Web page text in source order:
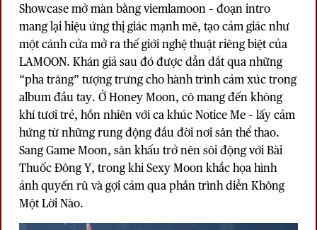
Showcase mở màn bằng viemlamoon – đoạn intro
mang lại hiệu ứng thị giác mạnh mẽ, tạo cảm giác như
một cánh cửa mở ra thế giới nghệ thuật riêng biệt của
LAMOON. Khán giả sau đó được dẫn dắt qua những
“pha trăng” tượng trưng cho hành trình cảm xúc trong
album đầu tay. Ở Honey Moon, cô mang đến không
khí tươi trẻ, hồn nhiên với ca khúc Notice Me – lấy cảm
hứng từ những rung động đầu đời nơi sân thể thao.
Sang Game Moon, sân khấu trở nên sôi động với Bài
Thuốc Đông Y, trong khi Sexy Moon khắc họa hình
ảnh quyến rũ và gợi cảm qua phần trình diễn Không
Một Lời Nào.